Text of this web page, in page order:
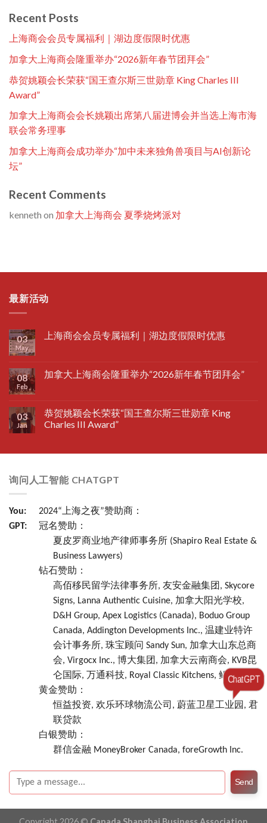
ChatGPT
Recent Posts
上海商会会员专属福利｜湖边度假限时优惠
加拿大上海商会隆重举办“2026新年春节团拜会”
恭贺姚颖会长荣获“国王查尔斯三世勋章 King Charles III
Award”
加拿大上海商会会长姚颖出席第八届进博会并当选上海市海
联会常务理事
加拿大上海商会成功举办“加中未来独角兽项目与AI创新论
坛”
Recent Comments
kenneth on 加拿大上海商会 夏季烧烤派对
最新活动
03
May
上海商会会员专属福利｜湖边度假限时优惠
08
Feb
加拿大上海商会隆重举办“2026新年春节团拜会”
03
Jan
恭贺姚颖会长荣获“国王查尔斯三世勋章 King
Charles III Award”
询问人工智能 CHATGPT
You:
2024“上海之夜”赞助商：
GPT:
冠名赞助：
夏皮罗商业地产律师事务所 (Shapiro Real Estate &
Business Lawyers)
钻石赞助：
高佰移民留学法律事务所, 友安金融集团, Skycore
Signs, Lanna Authentic Cuisine, 加拿大阳光学校,
D&H Group, Apex Logistics (Canada), Boduo Group
Canada, Addington Developments Inc., 温建业特许
会计事务所, 珠宝顾问 Sandy Sun, 加拿大山东总商
会, Virgocx Inc., 博大集团, 加拿大云南商会, KVB昆
仑国际, 万通科技, Royal Classic Kitchens, 鲲鹏金融
黄金赞助：
恒益投资, 欢乐环球物流公司, 蔚蓝卫星工业园, 君
联贷款
白银赞助：
群信金融 MoneyBroker Canada, foreGrowth Inc.
Send